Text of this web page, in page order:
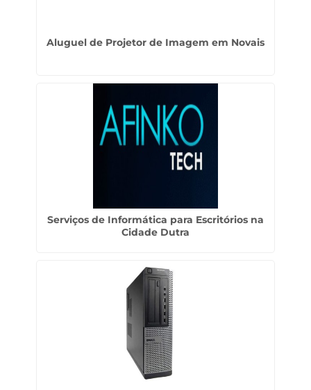
Aluguel de Projetor de Imagem em Novais
Serviços de Informática para Escritórios na
Cidade Dutra